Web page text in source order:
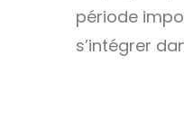
période
s’intégrer